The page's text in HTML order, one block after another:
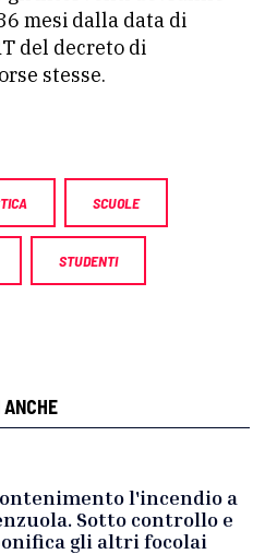
mesi dalla data di
del decreto di
stesse.
SCUOLE
STUDENTI
l'incendio a
Sotto controllo e
gli altri focolai